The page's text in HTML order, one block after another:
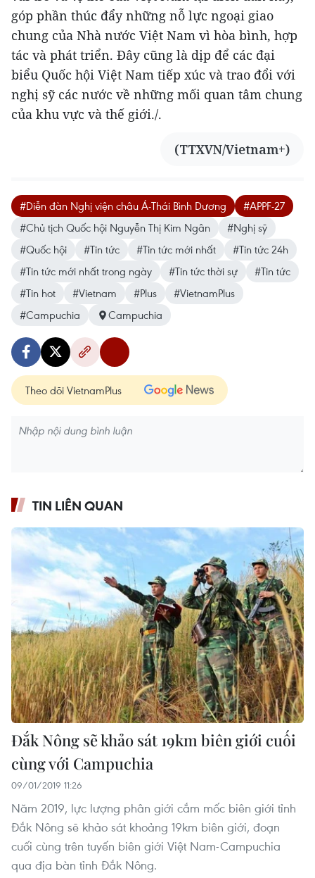
góp phần thúc đẩy những nỗ lực ngoại giao
chung của Nhà nước Việt Nam vì hòa bình, hợp
tác và phát triển. Đây cũng là dịp để các đại
biểu Quốc hội Việt Nam tiếp xúc và trao đổi với
nghị sỹ các nước về những mối quan tâm chung
của khu vực và thế giới./.
(TTXVN/Vietnam+)
#Diễn đàn Nghị viện châu Á-Thái Bình Dương
#APPF-27
#Chủ tịch Quốc hội Nguyễn Thị Kim Ngân
#Nghị sỹ
#Quốc hội
#Tin tức #Tin tức mới nhất
#Tin tức 24h
#Tin tức mới nhất trong ngày
#Tin tức thời sự
#Tin tức
#Tin hot
#Vietnam #Plus
#VietnamPlus
#Campuchia
Campuchia
Theo dõi VietnamPlus
TIN LIÊN QUAN
Đắk Nông sẽ khảo sát 19km biên giới cuối
cùng với Campuchia
09/01/2019 11:26
Năm 2019, lực lượng phân giới cắm mốc biên giới tỉnh
Đắk Nông sẽ khảo sát khoảng 19km biên giới, đoạn
cuối cùng trên tuyến biên giới Việt Nam-Campuchia
qua địa bàn tỉnh Đắk Nông.